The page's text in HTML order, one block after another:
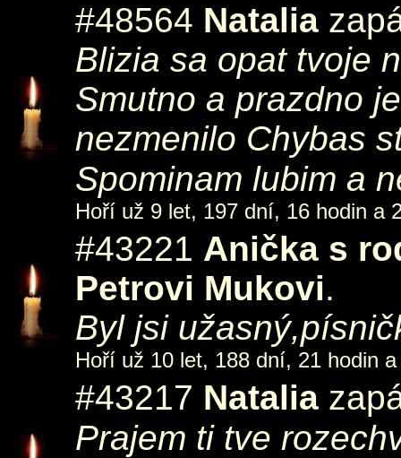
#48564 Natalia
Blizia sa opat tvoje
Smutno a prazdno
nezmenilo Chybas
Spominam lubim
Hoří už 9 let, 197 dní, 16 hodin a
#43221 Anička s
Petrovi Mukovi.
Byl jsi
Hoří už 10 let, 188 dní, 21 hodin
#43217 Natalia
Prajem ti tve